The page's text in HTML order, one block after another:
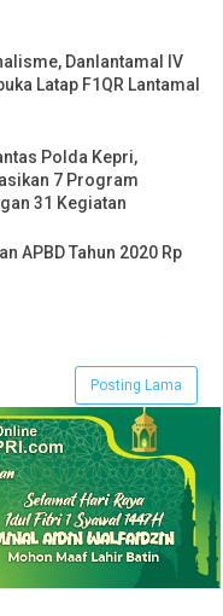
Danlantamal IV
Latap F1QR Lantamal
Polda Kepri,
7 Program
31 Kegiatan
APBD Tahun 2020 Rp
Posting Lama